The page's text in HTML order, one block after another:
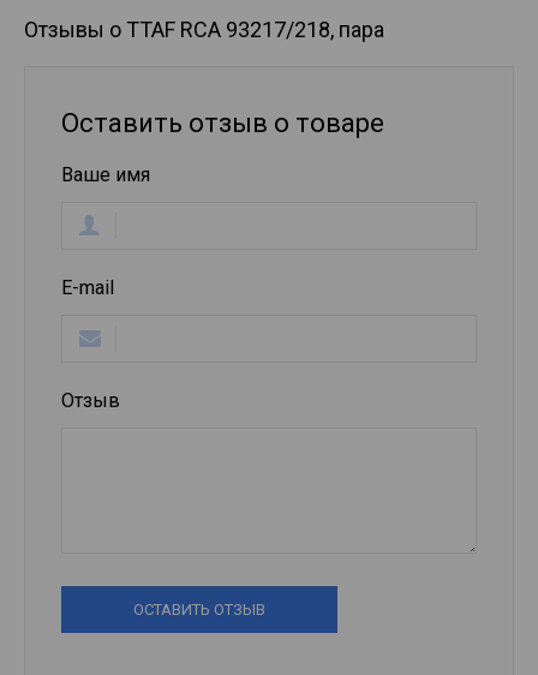
Отзывы о TTAF RCA 93217/218, пара
Оставить отзыв о товаре
Ваше имя
E-mail
Отзыв
ОСТАВИТЬ ОТЗЫВ